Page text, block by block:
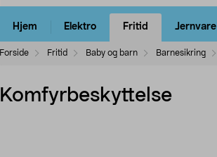
Hjem Elektro Fritid Jernvare
Forside Fritid Baby og barn Barnesikring
Komfyrbeskyttelse